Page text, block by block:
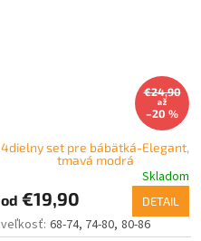
€24,90
až
–20 %
4dielny set pre bábätká-Elegant,
tmavá modrá
Skladom
od €19,90 DETAIL
68-74 74-80 80-86